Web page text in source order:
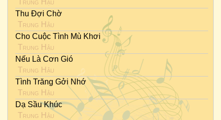
Trung Hậu
Thu Đợi Chờ
Trung Hậu
Cho Cuộc Tình Mù Khơi
Trung Hậu
Nếu Là Cơn Gió
Trung Hậu
Tình Trăng Gởi Nhớ
Trung Hậu
Dạ Sầu Khúc
Trung Hậu